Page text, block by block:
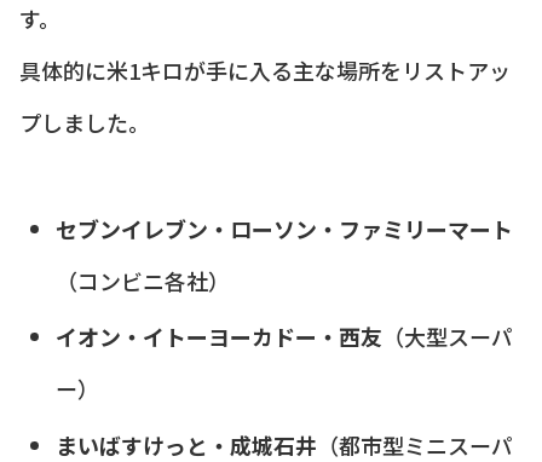
す。
具体的に米1キロが手に入る主な場所をリストアッ
プしました。
セブンイレブン・ローソン・ファミリーマート
（コンビニ各社）
イオン・イトーヨーカドー・西友 （大型スーパ
ー）
まいばすけっと・成城石井 （都市型ミニスーパ